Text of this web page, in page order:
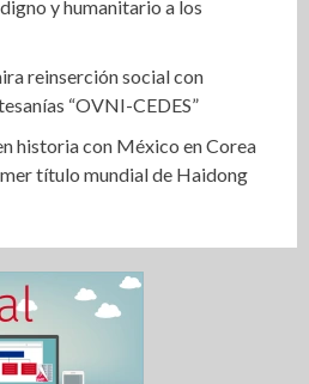
y humanitario a los
reinserción social con
“OVNI-CEDES”
historia con México en Corea
título mundial de Haidong